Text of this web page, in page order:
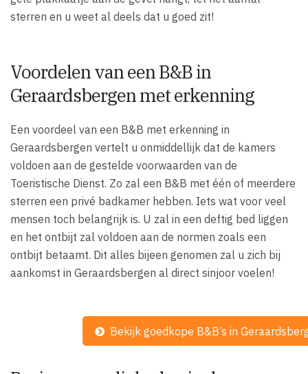
sterren en u weet al deels dat u goed zit!
Voordelen van een B&B in
Geraardsbergen met erkenning
Een voordeel van een B&B met erkenning in
Geraardsbergen vertelt u onmiddellijk dat de kamers
voldoen aan de gestelde voorwaarden van de
Toeristische Dienst. Zo zal een B&B met één of meerdere
sterren een privé badkamer hebben. Iets wat voor veel
mensen toch belangrijk is. U zal in een deftig bed liggen
en het ontbijt zal voldoen aan de normen zoals een
ontbijt betaamt. Dit alles bijeen genomen zal u zich bij
aankomst in Geraardsbergen al direct sinjoor voelen!
Bekijk goedkope B&B’s in